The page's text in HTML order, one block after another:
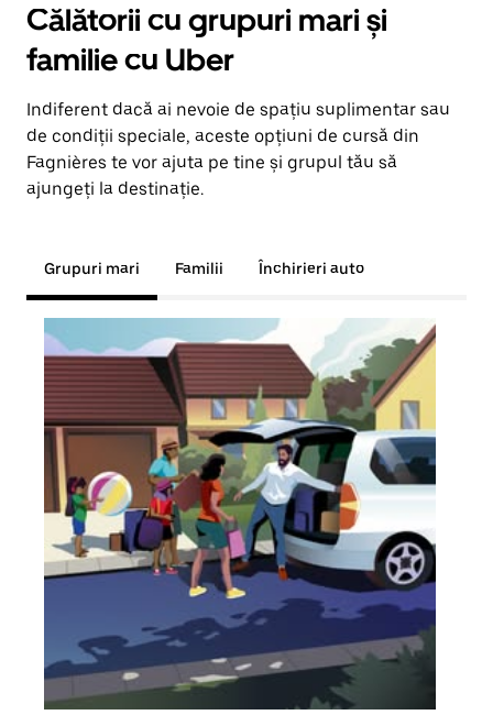
Călătorii cu grupuri mari și
familie cu Uber
Indiferent dacă ai nevoie de spațiu suplimentar sau
de condiții speciale, aceste opțiuni de cursă din
Fagnières te vor ajuta pe tine și grupul tău să
ajungeți la destinație.
Grupuri mari Familii Închirieri auto